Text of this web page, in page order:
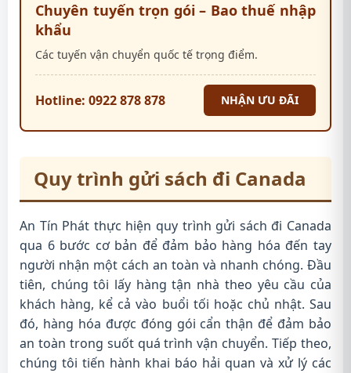
Chuyên tuyến trọn gói – Bao thuế nhập
khẩu
Các tuyến vận chuyển quốc tế trọng điểm.
Hotline: 0922 878 878 NHẬN ƯU ĐÃI
Quy trình gửi sách đi Canada
An Tín Phát thực hiện quy trình gửi sách đi Canada
qua 6 bước cơ bản để đảm bảo hàng hóa đến tay
người nhận một cách an toàn và nhanh chóng. Đầu
tiên, chúng tôi lấy hàng tận nhà theo yêu cầu của
khách hàng, kể cả vào buổi tối hoặc chủ nhật. Sau
đó, hàng hóa được đóng gói cẩn thận để đảm bảo
an toàn trong suốt quá trình vận chuyển. Tiếp theo,
chúng tôi tiến hành khai báo hải quan và xử lý các